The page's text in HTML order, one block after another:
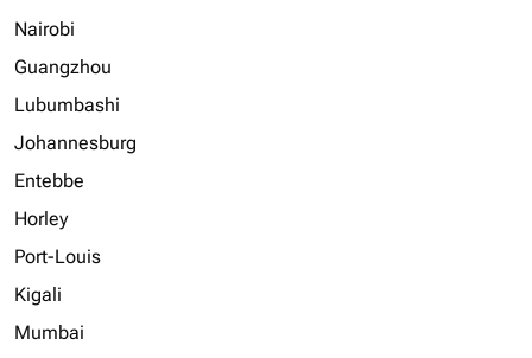
Nairobi
Guangzhou
Lubumbashi
Johannesburg
Entebbe
Horley
Port-Louis
Kigali
Mumbai